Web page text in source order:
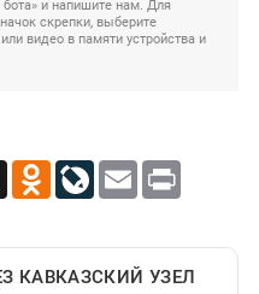
бота» и напишите нам. Для
скрепки, выберите
видео в памяти устройства и
X Odnoklassniki
LiveJournal
Email Print
КАВКАЗСКИЙ УЗЕЛ